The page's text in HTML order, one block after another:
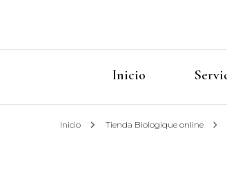
Inicio
Inicio Tienda Biologique online